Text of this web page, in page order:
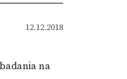
12.12.2018
na